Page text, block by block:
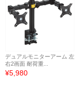
デュアルモニターアーム 左
右2画面 耐荷重...
¥5,980